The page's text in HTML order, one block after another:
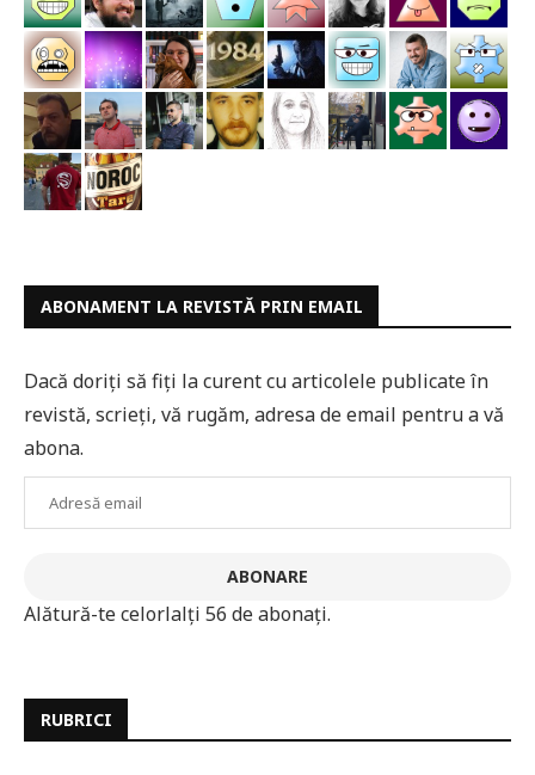
ABONAMENT LA REVISTĂ PRIN EMAIL
Dacă doriți să fiți la curent cu articolele publicate în
revistă, scrieți, vă rugăm, adresa de email pentru a vă
abona.
ABONARE
Alătură-te celorlalți 56 de abonați.
RUBRICI